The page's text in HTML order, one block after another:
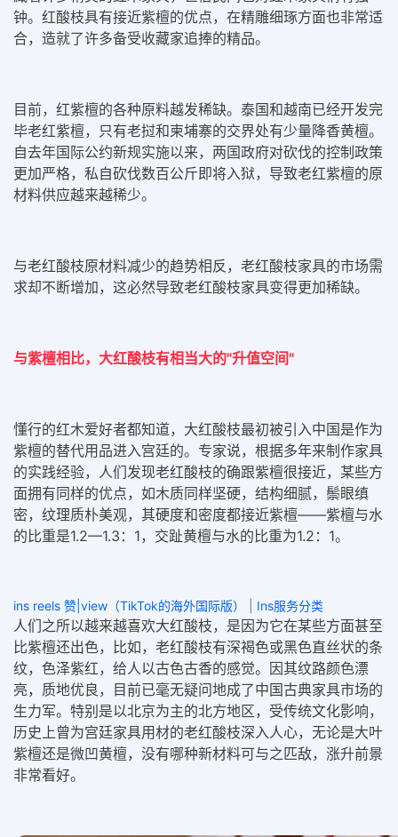
钟。红酸枝具有接近紫檀的优点，在精雕细琢方面也非常适
合，造就了许多备受收藏家追捧的精品。
目前，红紫檀的各种原料越发稀缺。泰国和越南已经开发完
毕老红紫檀，只有老挝和柬埔寨的交界处有少量降香黄檀。
自去年国际公约新规实施以来，两国政府对砍伐的控制政策
更加严格，私自砍伐数百公斤即将入狱，导致老红紫檀的原
材料供应越来越稀少。
与老红酸枝原材料减少的趋势相反，老红酸枝家具的市场需
求却不断增加，这必然导致老红酸枝家具变得更加稀缺。
与紫檀相比，大红酸枝有相当大的"升值空间"
懂行的红木爱好者都知道，大红酸枝最初被引入中国是作为
紫檀的替代用品进入宫廷的。专家说，根据多年来制作家具
的实践经验，人们发现老红酸枝的确跟紫檀很接近，某些方
面拥有同样的优点，如木质同样坚硬，结构细腻，鬃眼缜
密，纹理质朴美观，其硬度和密度都接近紫檀——紫檀与水
的比重是1.2—1.3：1，交趾黄檀与水的比重为1.2：1。
ins reels 赞|view（TikTok的海外国际版） Ins服务分类
人们之所以越来越喜欢大红酸枝，是因为它在某些方面甚至
比紫檀还出色，比如，老红酸枝有深褐色或黑色直丝状的条
纹，色泽紫红，给人以古色古香的感觉。因其纹路颜色漂
亮，质地优良，目前已毫无疑问地成了中国古典家具市场的
生力军。特别是以北京为主的北方地区，受传统文化影响，
历史上曾为宫廷家具用材的老红酸枝深入人心，无论是大叶
紫檀还是微凹黄檀，没有哪种新材料可与之匹敌，涨升前景
非常看好。